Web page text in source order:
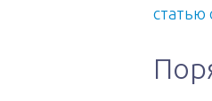
статью